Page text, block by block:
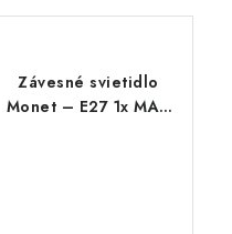
Závesné svietidlo
Monet – E27 1x MAX